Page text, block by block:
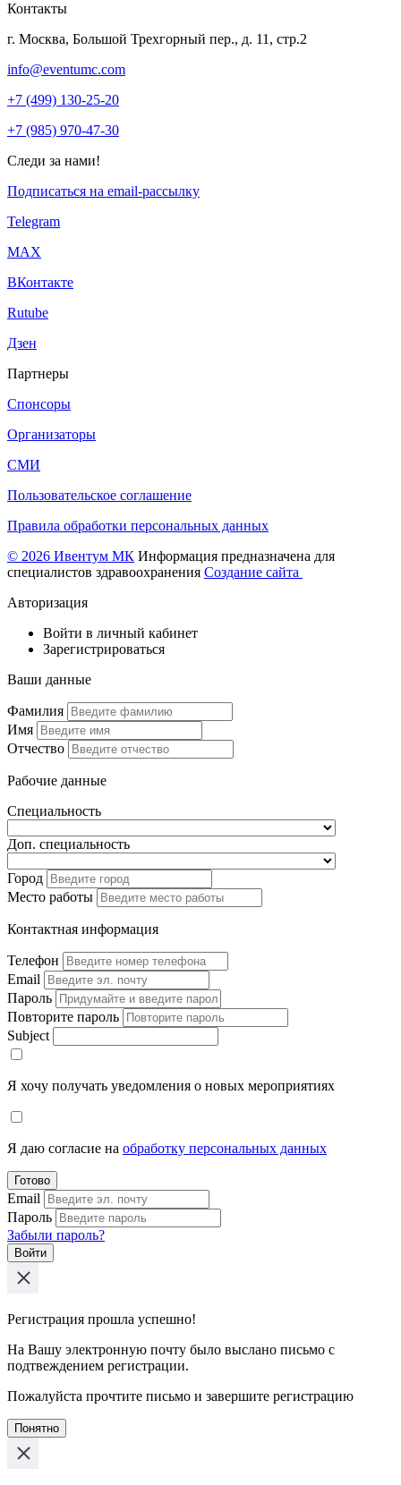
Контакты
г. Москва, Большой Трехгорный пер., д. 11, стр.2
info@eventumc.com
+7 (499) 130-25-20
+7 (985) 970-47-30
Следи за нами!
Подписаться на email-рассылку
Telegram
МАХ
ВКонтакте
Rutube
Дзен
Партнеры
Спонсоры
Организаторы
СМИ
Пользовательское соглашение
Правила обработки персональных данных
© 2026 Ивентум МК Информация предназначена для
специалистов здравоохранения Создание сайта
Авторизация
Войти в личный кабинет
Зарегистрироваться
Ваши данные
Фамилия
Имя
Отчество
Рабочие данные
Специальность
Доп. специальность
Город
Место работы
Контактная информация
Телефон
Email
Пароль
Повторите пароль
Subject
Я хочу получать уведомления о новых мероприятиях
Я даю согласие на обработку персональных данных
Готово
Email
Пароль
Забыли пароль?
Войти
Регистрация прошла успешно!
На Вашу электронную почту было выслано письмо с
подтвеждением регистрации.
Пожалуйста прочтите письмо и завершите регистрацию
Понятно